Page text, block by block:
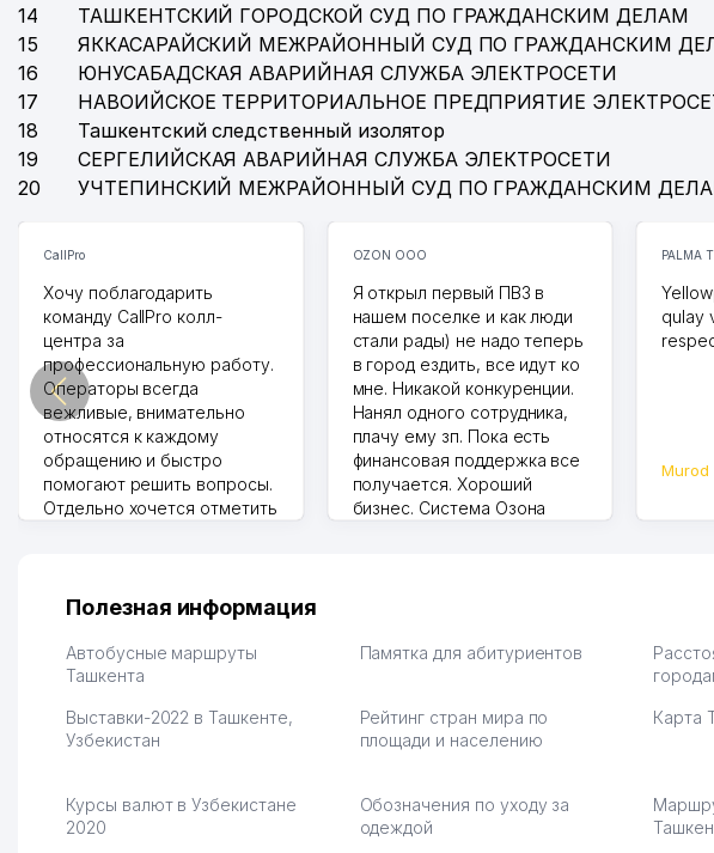
14
ТАШКЕНТСКИЙ ГОРОДСКОЙ СУД ПО ГРАЖДАНСКИМ ДЕЛАМ
15
ЯККАСАРАЙСКИЙ МЕЖРАЙОННЫЙ СУД ПО ГРАЖДАНСКИМ
16
ЮНУСАБАДСКАЯ АВАРИЙНАЯ СЛУЖБА ЭЛЕКТРОСЕТИ
17
НАВОИЙСКОЕ ТЕРРИТОРИАЛЬНОЕ ПРЕДПРИЯТИЕ
18
Ташкентский следственный изолятор
19
СЕРГЕЛИЙСКАЯ АВАРИЙНАЯ СЛУЖБА ЭЛЕКТРОСЕТИ
20
УЧТЕПИНСКИЙ МЕЖРАЙОННЫЙ СУД ПО ГРАЖДАНСКИМ
CallPro
Хочу поблагодарить
команду CallPro колл-
центра за
профессиональную работу.
Операторы всегда
вежливые, внимательно
относятся к каждому
обращению и быстро
помогают решить вопросы.
Отдельно хочется отметить
их работе значительно
обслуживания клиентов.
Рекомендую этот колл-
партнера для бизнеса.
Vip Brand 31.07.2026 11:43:39
OZON ООО
Я открыл первый ПВЗ в
нашем поселке и как люди
стали рады) не надо теперь
в город ездить, все идут ко
мне. Никакой конкуренции.
Нанял одного сотрудника,
плачу ему зп. Пока есть
финансовая поддержка все
получается. Хороший
бизнес. Система Озона
тут у нас уже есть ПВЗ.
Марат 27.07.2026 08:00:37
PALMA
qulay
Murod
Полезная информация
Автобусные маршруты
Ташкента
Памятка для абитуриентов
Выставки-2022 в Ташкенте,
Узбекистан
Рейтинг стран мира по
площади и населению
Карта
Курсы валют в Узбекистане
2020
Обозначения по уходу за
одеждой